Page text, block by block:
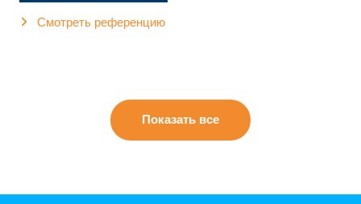
Смотреть референцию
Показать все